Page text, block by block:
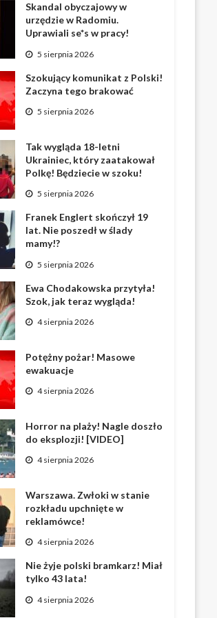
Skandal obyczajowy w
urzędzie w Radomiu.
Uprawiali se*s w pracy!
5 sierpnia 2026
Szokujący komunikat z Polski!
Zaczyna tego brakować
5 sierpnia 2026
Tak wygląda 18-letni
Ukrainiec, który zaatakował
Polkę! Będziecie w szoku!
5 sierpnia 2026
Franek Englert skończył 19
lat. Nie poszedł w ślady
mamy!?
5 sierpnia 2026
Ewa Chodakowska przytyła!
Szok, jak teraz wygląda!
4 sierpnia 2026
Potężny pożar! Masowe
ewakuacje
4 sierpnia 2026
Horror na plaży! Nagle doszło
do eksplozji! [VIDEO]
4 sierpnia 2026
Warszawa. Zwłoki w stanie
rozkładu upchnięte w
reklamówce!
4 sierpnia 2026
Nie żyje polski bramkarz! Miał
tylko 43 lata!
4 sierpnia 2026